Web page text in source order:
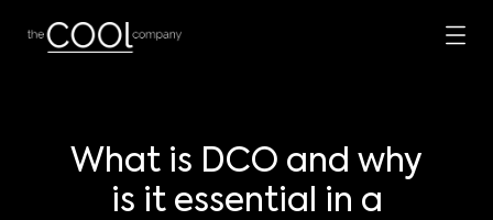
What is DCO and why
is it essential in a